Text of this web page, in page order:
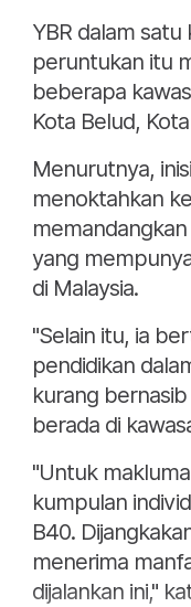
YBR dalam
peruntukan itu
beberapa
Kota Belud,
Menurutnya,
menoktahkan
yang
di Malaysia.
"Selain itu, ia
pendidikan
kurang
berada di
"Untuk
kumpulan
B40.
menerima
dijalankan ini,"